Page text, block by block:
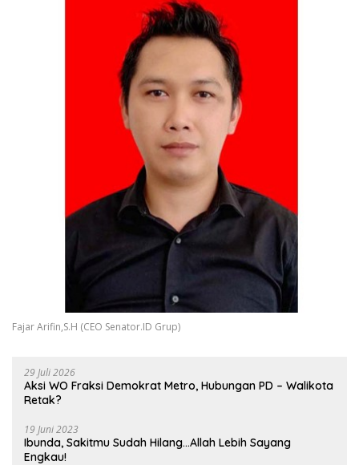
Fajar Arifin,S.H (CEO Senator.ID Grup)
29 Juli 2026
Aksi WO Fraksi Demokrat Metro, Hubungan PD – Walikota
Retak?
19 Juni 2023
Ibunda, Sakitmu Sudah Hilang…Allah Lebih Sayang
Engkau!